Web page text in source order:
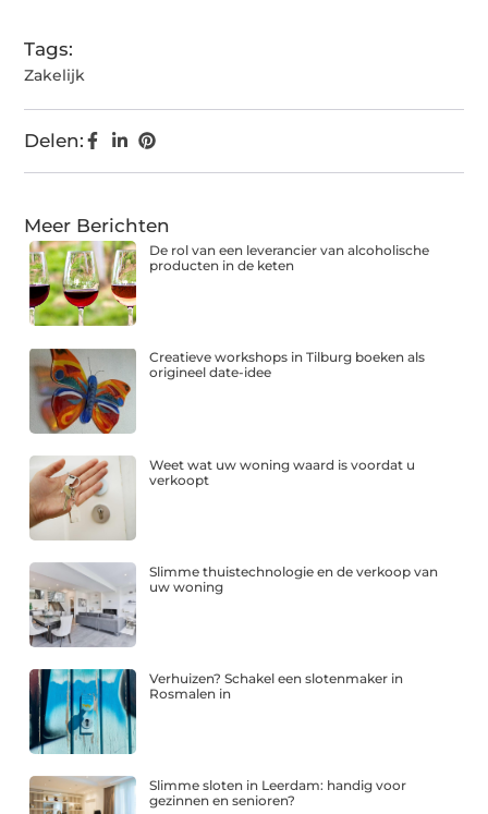
Tags:
Zakelijk
Delen:
Meer Berichten
De rol van een leverancier van alcoholische
producten in de keten
Creatieve workshops in Tilburg boeken als
origineel date-idee
Weet wat uw woning waard is voordat u
verkoopt
Slimme thuistechnologie en de verkoop van
uw woning
Verhuizen? Schakel een slotenmaker in
Rosmalen in
Slimme sloten in Leerdam: handig voor
gezinnen en senioren?